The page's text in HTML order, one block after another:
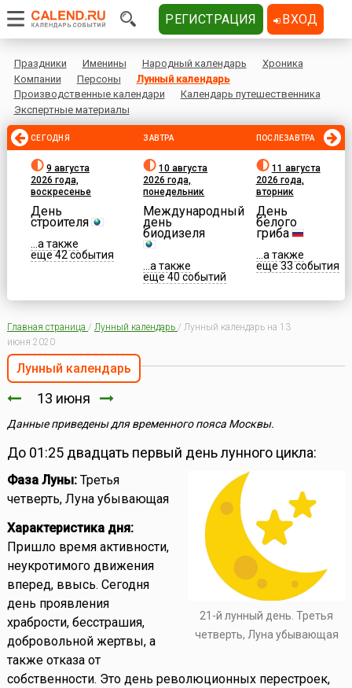
Праздники Именины Народный календарь
Хроника
Компании
Персоны
Лунный календарь
Производственные календари
Календарь путешественника
Экспертные материалы
СЕГОДНЯ
9 августа
2026 года,
воскресенье
День
строителя
...а также
еще 42 события
ЗАВТРА
10 августа
2026 года,
понедельник
Международный
день
биодизеля
...а также
еще 40 событий
ПОСЛЕЗАВТРА
11 августа
2026 года,
вторник
День
белого
гриба
...а также
еще 33 события
Главная страница / Лунный календарь / Лунный календарь на 13
июня 2020
Лунный календарь
13 июня
Данные приведены для временного пояса Москвы.
До 01:25 двадцать первый день лунного цикла:
21-й лунный день. Третья
четверть, Луна убывающая
Фаза Луны:Третья
четверть, Луна убывающая
Характеристика дня:
Пришло время активности,
неукротимого движения
вперед, ввысь. Сегодня
день проявления
храбрости, бесстрашия,
добровольной жертвы, а
также отказа от
собственности. Это день революционных перестроек,
РЕГИСТРАЦИЯ ВХОД